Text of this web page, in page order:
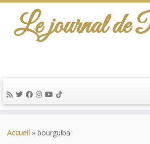
au
Le journal de
Accueil » bourguiba